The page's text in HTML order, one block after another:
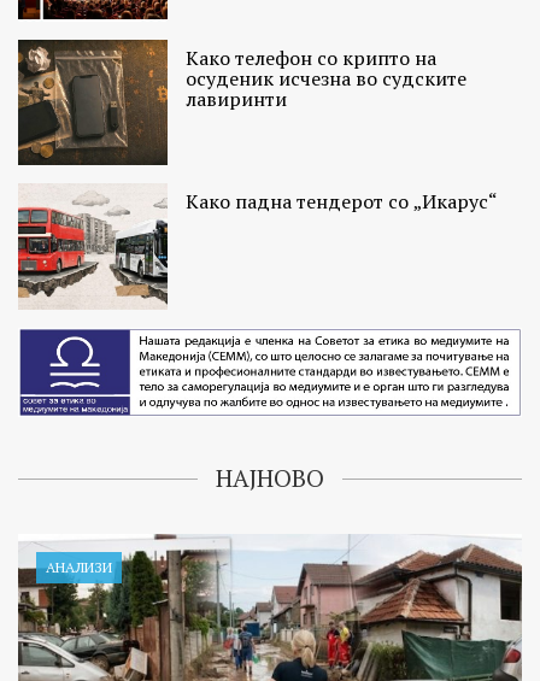
Како телефон со крипто на
осуденик исчезна во судските
лавиринти
Како падна тендерот со „Икарус“
НАЈНОВО
АНАЛИЗИ